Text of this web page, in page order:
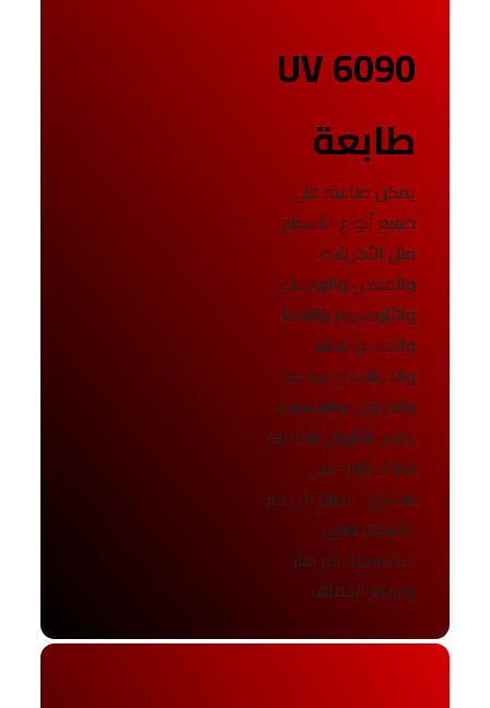
UV 6090
طابعة
يمكن طباعته على
جميع أنواع الأسطح
مثل الأكريليك
والمعدن والبورسلين
والألومنيوم والبلاط
والجلد والرخام
والجرانيت والجرانيت
والكرتون والبلاستيك.
يطبع بالألوان الكاملة
بدقة عالية على
مستوى الصور لأن حبر
الأشعة فوق
البنفسجية غير ضار
وسريع الجفاف